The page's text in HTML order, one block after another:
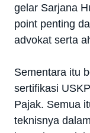
gelar Sarjana
point penting
advokat serta
Sementara itu
sertifikasi
Pajak. Semua
teknisnya